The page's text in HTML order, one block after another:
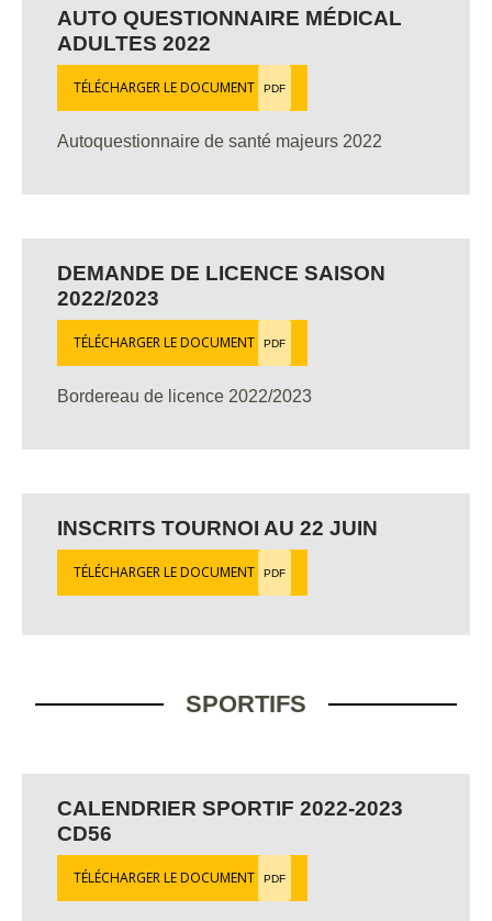
AUTO QUESTIONNAIRE MÉDICAL
ADULTES 2022
TÉLÉCHARGER LE DOCUMENT PDF
Autoquestionnaire de santé majeurs 2022
DEMANDE DE LICENCE SAISON
2022/2023
TÉLÉCHARGER LE DOCUMENT PDF
Bordereau de licence 2022/2023
INSCRITS TOURNOI AU 22 JUIN
TÉLÉCHARGER LE DOCUMENT PDF
SPORTIFS
CALENDRIER SPORTIF 2022-2023
CD56
TÉLÉCHARGER LE DOCUMENT PDF